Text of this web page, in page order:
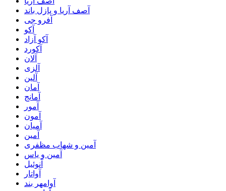
آصف آریا و پازل باند
آفرو جی
آکو
آکو آزاد
آکورد
آلان
آلزی
آلین
آمان
آمانج
آمور
آمون
آمیان
آمین
آمین و شهاب مظفری
آمین و یاس
آنوئیل
آواتار
آوامهر بند